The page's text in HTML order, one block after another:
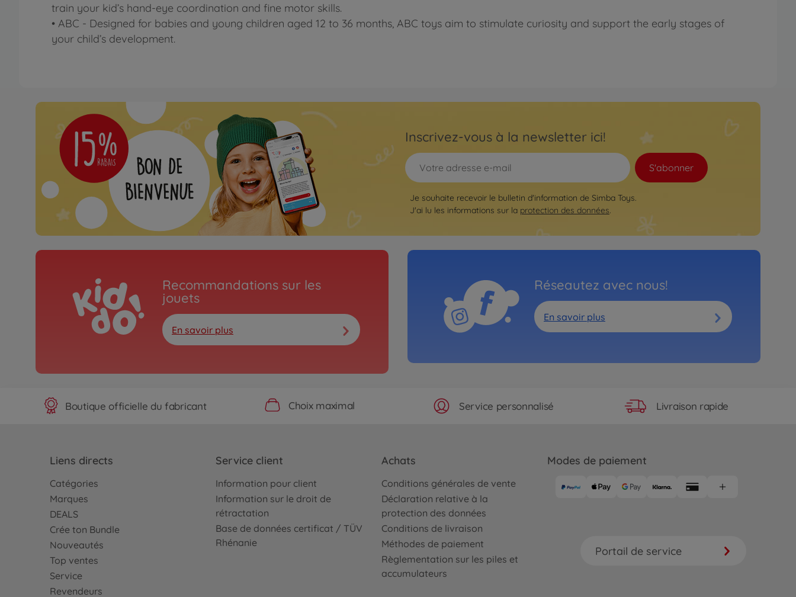
train your kid’s hand-eye coordination and fine motor skills.
• ABC - Designed for babies and young children aged 12 to 36 months, ABC toys aim to stimulate curiosity and support the early stages of
your child’s development.
Inscrivez-vous à la newsletter ici!
S'abonner
Je souhaite recevoir le bulletin d'information de Simba Toys.
J'ai lu les informations sur la protection des données.
Recommandations sur les
jouets
En savoir plus
Réseautez avec nous!
En savoir plus
Boutique officielle du fabricant Choix maximal Service personnalisé Livraison rapide
Liens directs
Catégories
Marques
DEALS
Crée ton Bundle
Nouveautés
Top ventes
Service
Revendeurs
Service client
Information pour client
Information sur le droit de
rétractation
Base de données certificat / TÜV
Rhénanie
Achats
Conditions générales de vente
Déclaration relative à la
protection des données
Conditions de livraison
Méthodes de paiement
Règlementation sur les piles et
accumulateurs
Modes de paiement
Portail de service